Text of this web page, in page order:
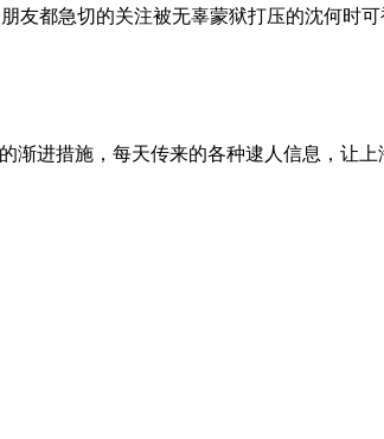
友都急切的关注被无辜蒙狱打压的沈何时可
渐进措施，每天传来的各种逮人信息，让